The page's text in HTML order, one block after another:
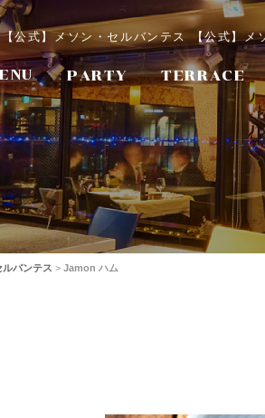
公式】メソン・セルバンテス 【公式】メ
PARTY TERRACE
ルバンテス > Jamon ハム